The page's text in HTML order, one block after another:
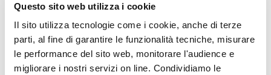
Questo sito web utilizza i cookie
Il sito utilizza tecnologie come i cookie, anche di terze
parti, al fine di garantire le funzionalità tecniche, misurare
le performance del sito web, monitorare l'audience e
migliorare i nostri servizi on line. Condividiamo le
praticano sport, promuovendo lo
sportello didattico, il coaching e lo
studio assistito.